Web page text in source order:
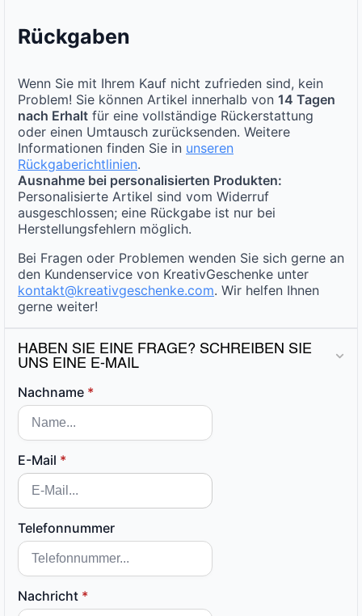
Rückgaben
Wenn Sie mit Ihrem Kauf nicht zufrieden sind, kein
Problem! Sie können Artikel innerhalb von 14 Tagen
nach Erhalt für eine vollständige Rückerstattung
oder einen Umtausch zurücksenden. Weitere
Informationen finden Sie in unseren
Rückgaberichtlinien.
Ausnahme bei personalisierten Produkten:
Personalisierte Artikel sind vom Widerruf
ausgeschlossen; eine Rückgabe ist nur bei
Herstellungsfehlern möglich.
Bei Fragen oder Problemen wenden Sie sich gerne an
den Kundenservice von KreativGeschenke unter
kontakt@kreativgeschenke.com. Wir helfen Ihnen
gerne weiter!
HABEN SIE EINE FRAGE? SCHREIBEN SIE
UNS EINE E-MAIL
Nachname *
E-Mail *
Telefonnummer
Nachricht *